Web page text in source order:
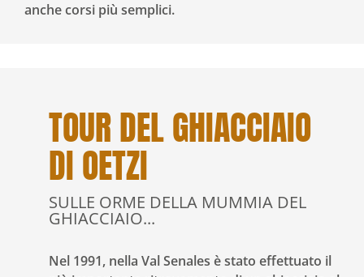
anche corsi più semplici.
TOUR DEL GHIACCIAIO
DI OETZI
SULLE ORME DELLA MUMMIA DEL
GHIACCIAIO...
Nel 1991, nella Val Senales è stato effettuato il